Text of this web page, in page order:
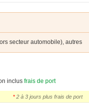
secteur automobile), autres
inclus frais de port
*2 à 3 jours plus frais de port